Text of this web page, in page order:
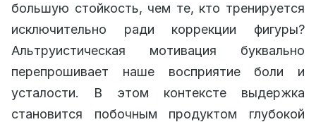
большую стойкость, чем те, кто тренируется
исключительно ради коррекции фигуры?
Альтруистическая мотивация буквально
перепрошивает наше восприятие боли и
усталости. В этом контексте выдержка
становится побочным продуктом глубокой